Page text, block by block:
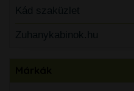
Kád szaküzlet
Zuhanykabinok.hu